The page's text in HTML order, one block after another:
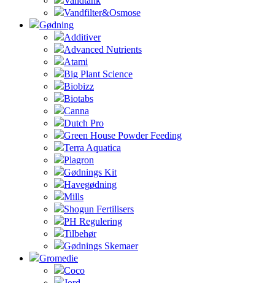
Vandfilter&Osmose
Gødning
Additiver
Advanced Nutrients
Atami
Big Plant Science
Biobizz
Biotabs
Canna
Dutch Pro
Green House Powder Feeding
Terra Aquatica
Plagron
Gødnings Kit
Havegødning
Mills
Shogun Fertilisers
PH Regulering
Tilbehør
Gødnings Skemaer
Gromedie
Coco